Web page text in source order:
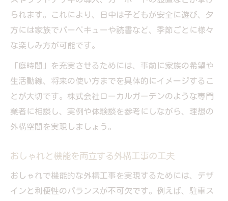
られます。これにより、日中は子どもが安全に遊び、夕
方には家族でバーベキューや読書など、季節ごとに様々
な楽しみ方が可能です。
「庭時間」を充実させるためには、事前に家族の希望や
生活動線、将来の使い方までを具体的にイメージするこ
とが大切です。株式会社ローカルガーデンのような専門
業者に相談し、実例や体験談を参考にしながら、理想の
外構空間を実現しましょう。
おしゃれと機能を両立する外構工事の工夫
おしゃれで機能的な外構工事を実現するためには、デザ
インと利便性のバランスが不可欠です。例えば、駐車ス